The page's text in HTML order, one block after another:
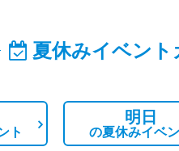
夏休みイベン
ト
明日
の夏休みイベ